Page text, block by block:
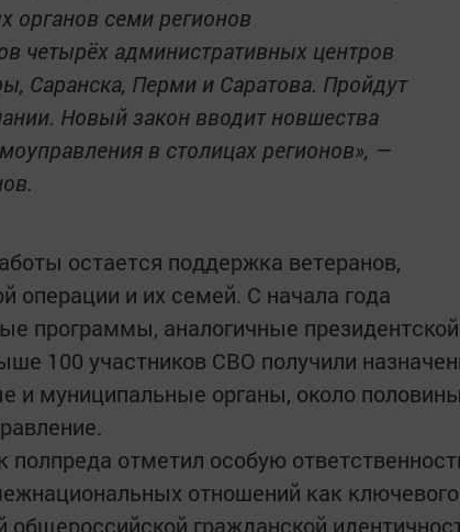
органов семи регионов
четырёх административных центров
Саранска, Перми и Саратова. Пройдут
Новый закон вводит новшества
в столицах регионов», —
остается поддержка ветеранов,
операции и их семей. С начала года
программы, аналогичные президентской
100 участников СВО получили
и муниципальные органы, около половины
отметил особую
отношений как ключевого
гражданской